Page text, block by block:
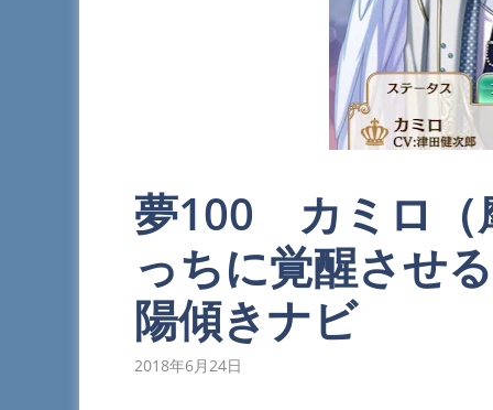
夢100 カミロ（
っちに覚醒させ
陽傾きナビ
2018年6月24日